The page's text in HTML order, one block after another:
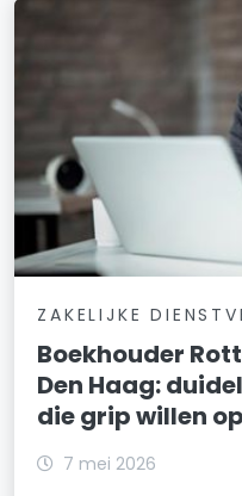
ZAKELIJKE
Boekhouder
Den Haag:
die grip willen
7 mei 2026